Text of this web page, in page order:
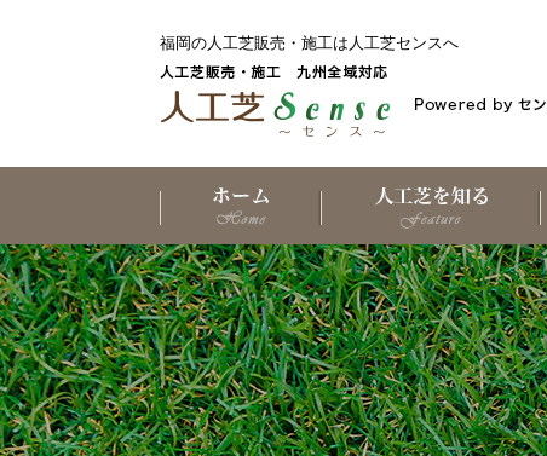
福岡の人工芝販売・施工は人工芝センスへ